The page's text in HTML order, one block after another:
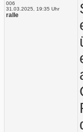
006
31.03.2025, 19:35 Uhr
ralle